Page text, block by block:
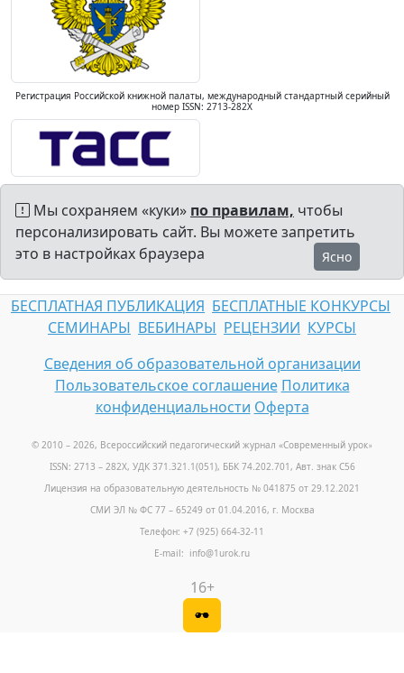
Регистрация Российской книжной палаты, международный стандартный серийный
номер ISSN: 2713-282X
Мы сохраняем «куки» по правилам, чтобы
персонализировать сайт. Вы можете запретить
это в настройках браузера
Ясно
БЕСПЛАТНАЯ ПУБЛИКАЦИЯ БЕСПЛАТНЫЕ КОНКУРСЫ
СЕМИНАРЫ ВЕБИНАРЫ РЕЦЕНЗИИ КУРСЫ
Сведения об образовательной организации
Пользовательское соглашение Политика
конфиденциальности Оферта
© 2010 – 2026, Всероссийский педагогический журнал «Современный урок»
ISSN: 2713 – 282X, УДК 371.321.1(051), ББК 74.202.701, Авт. знак С56
Лицензия на образовательную деятельность № 041875 от 29.12.2021
СМИ ЭЛ № ФС 77 – 65249 от 01.04.2016, г. Москва
Телефон: +7 (925) 664-32-11
E-mail: info@1urok.ru
16+